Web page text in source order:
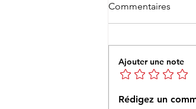
19 décembre -
Commentaires
Ajouter une note
Rédigez un